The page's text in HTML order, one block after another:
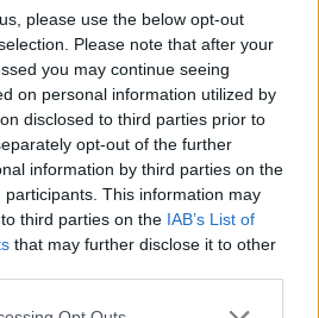
please use the below opt-out
Please note that after your
you may continue seeing
on personal information utilized by
disclosed to third parties prior to
opt-out of the further
information by third parties on the
participants. This information may
third parties on the IAB’s List of
that may further disclose it to other
app uses one or more Google
vs
United